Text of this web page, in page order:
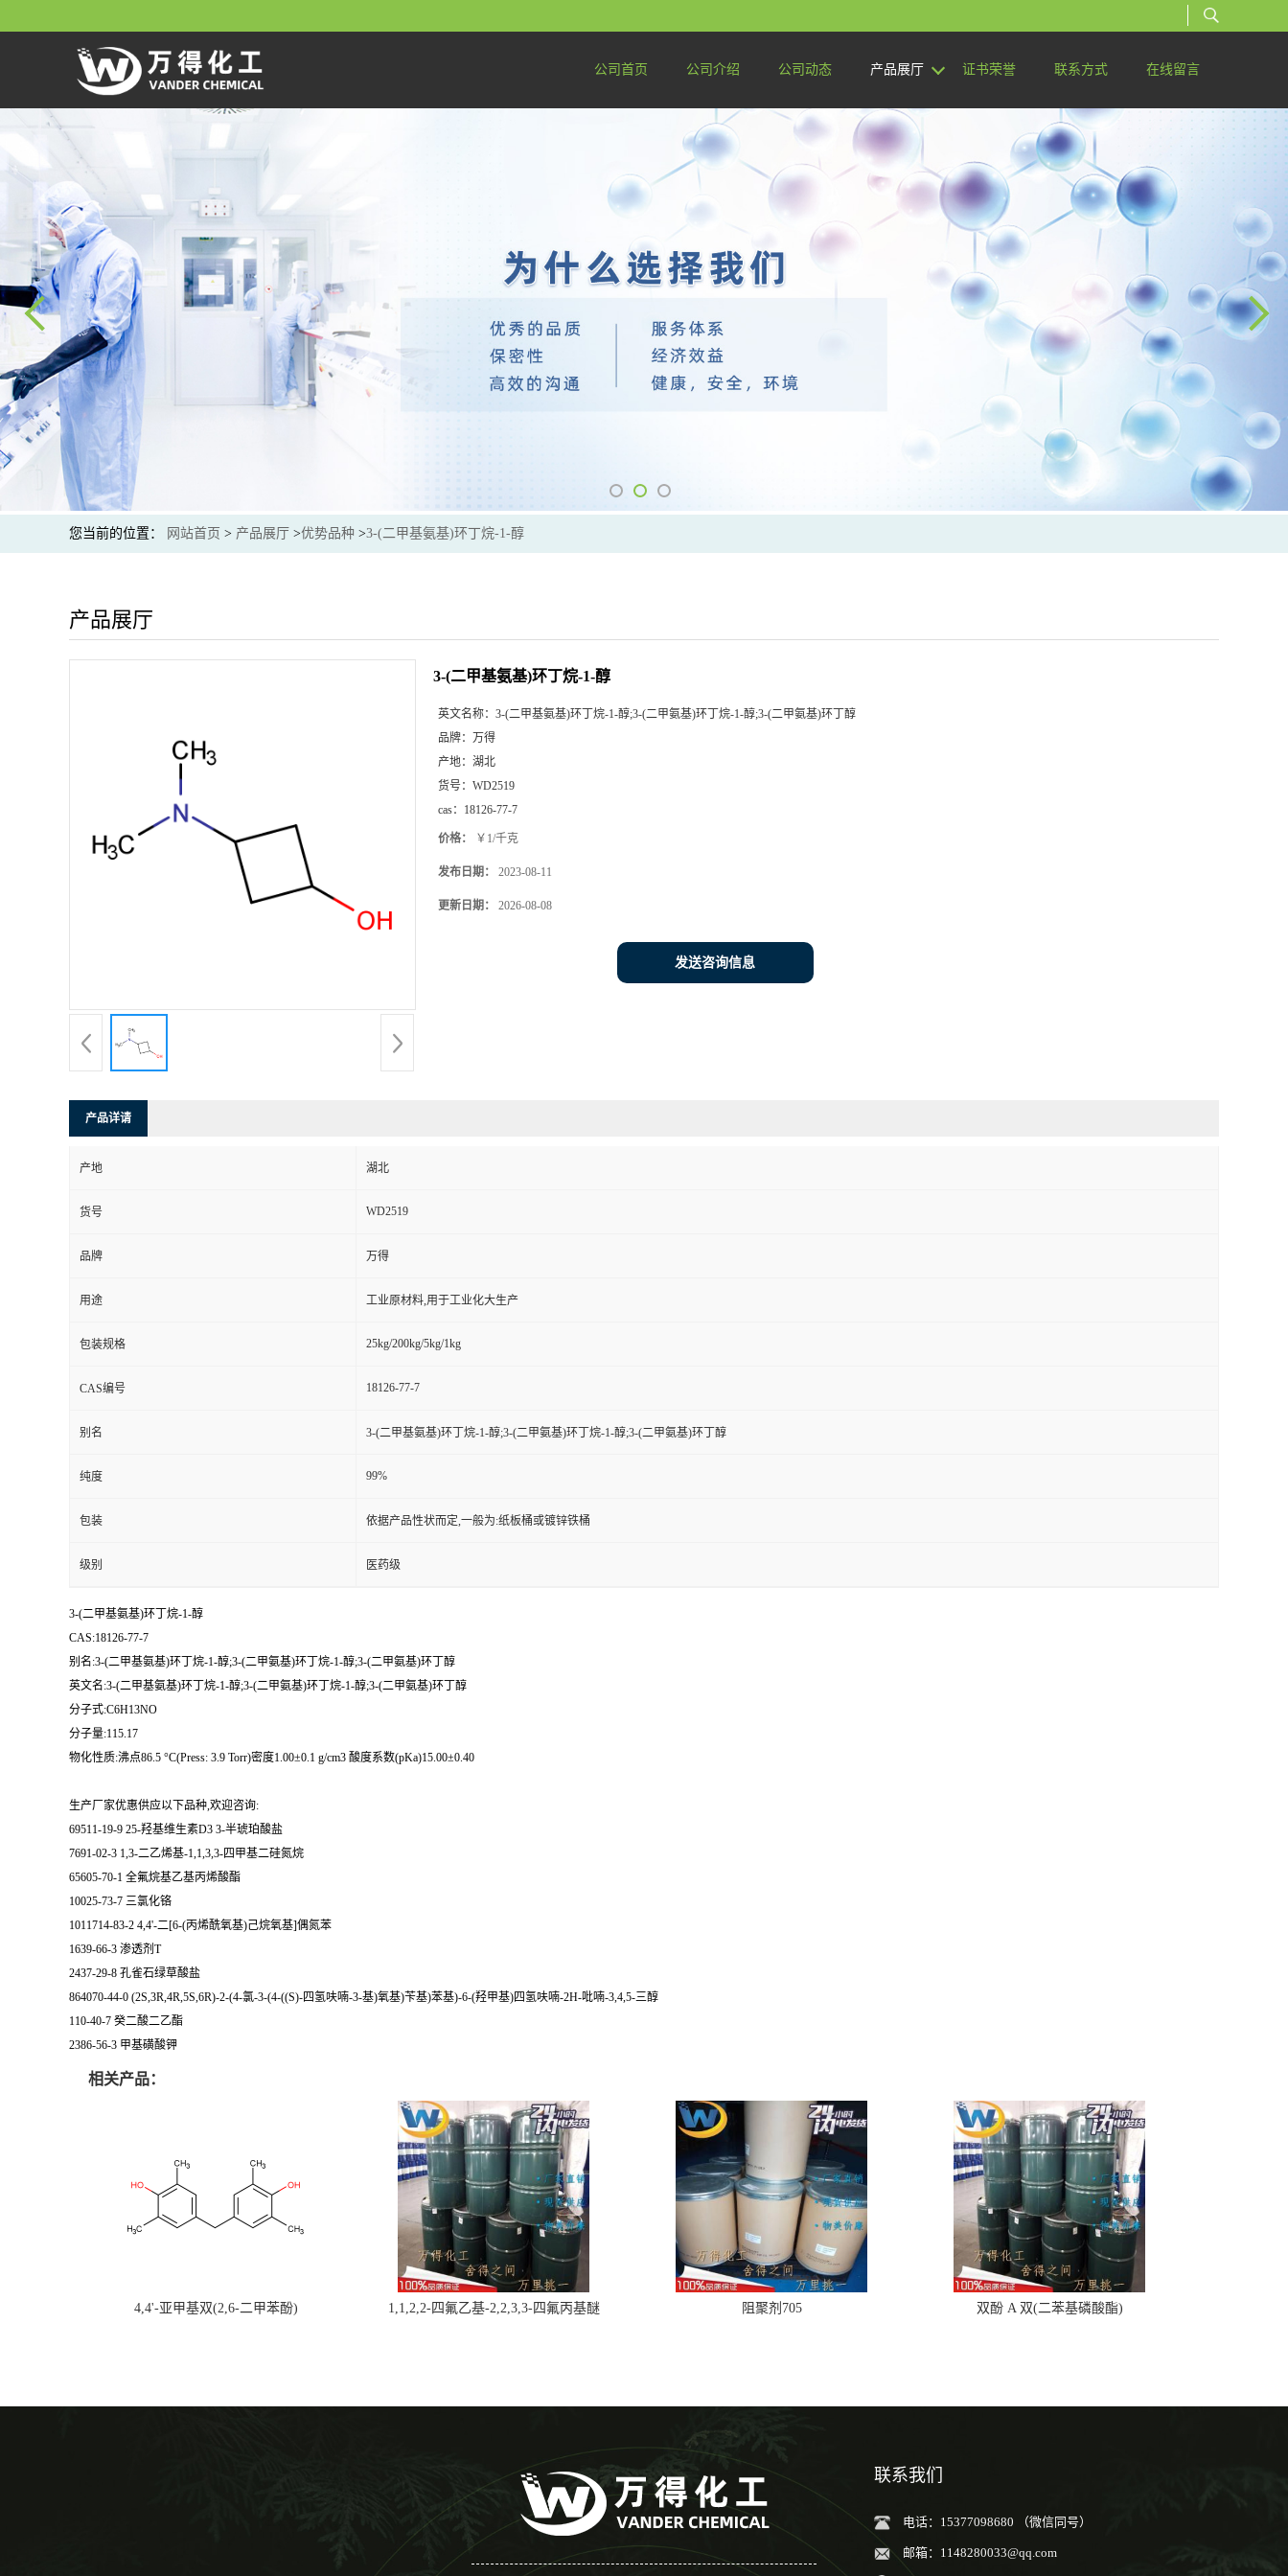
公司首页 公司介绍 公司动态 产品展厅 证书荣誉 联系方式 在线留言
您当前的位置： 网站首页 > 产品展厅 >优势品种 >3-(二甲基氨基)环丁烷-1-醇
产品展厅
3-(二甲基氨基)环丁烷-1-醇
英文名称： 3-(二甲基氨基)环丁烷-1-醇;3-(二甲氨基)环丁烷-1-醇;3-(二甲氨基)环丁醇
品牌： 万得
产地： 湖北
货号： WD2519
cas： 18126-77-7
价格： ￥1/千克
发布日期： 2023-08-11
更新日期： 2026-08-08
发送咨询信息
产品详请
产地 湖北
货号 WD2519
品牌 万得
用途 工业原材料,用于工业化大生产
包装规格 25kg/200kg/5kg/1kg
CAS编号 18126-77-7
别名 3-(二甲基氨基)环丁烷-1-醇;3-(二甲氨基)环丁烷-1-醇;3-(二甲氨基)环丁醇
纯度 99%
包装 依据产品性状而定,一般为:纸板桶或镀锌铁桶
级别 医药级
3-(二甲基氨基)环丁烷-1-醇
CAS:18126-77-7
别名:3-(二甲基氨基)环丁烷-1-醇;3-(二甲氨基)环丁烷-1-醇;3-(二甲氨基)环丁醇
英文名:3-(二甲基氨基)环丁烷-1-醇;3-(二甲氨基)环丁烷-1-醇;3-(二甲氨基)环丁醇
分子式:C6H13NO
分子量:115.17
物化性质:沸点86.5 °C(Press: 3.9 Torr)密度1.00±0.1 g/cm3 酸度系数(pKa)15.00±0.40
生产厂家优惠供应以下品种,欢迎咨询:
69511-19-9 25-羟基维生素D3 3-半琥珀酸盐
7691-02-3 1,3-二乙烯基-1,1,3,3-四甲基二硅氮烷
65605-70-1 全氟烷基乙基丙烯酸酯
10025-73-7 三氯化铬
1011714-83-2 4,4'-二[6-(丙烯酰氧基)己烷氧基]偶氮苯
1639-66-3 渗透剂T
2437-29-8 孔雀石绿草酸盐
864070-44-0 (2S,3R,4R,5S,6R)-2-(4-氯-3-(4-((S)-四氢呋喃-3-基)氧基)苄基)苯基)-6-(羟甲基)四氢呋喃-2H-吡喃-3,4,5-三醇
110-40-7 癸二酸二乙酯
2386-56-3 甲基磺酸钾
相关产品：
4,4'-亚甲基双(2,6-二甲苯酚) 1,1,2,2-四氟乙基-2,2,3,3-四氟丙基醚 阻聚剂705 双酚 A 双(二苯基磷酸酯)
联系我们
电话：15377098680 （微信同号）
邮箱： 1148280033@qq.com